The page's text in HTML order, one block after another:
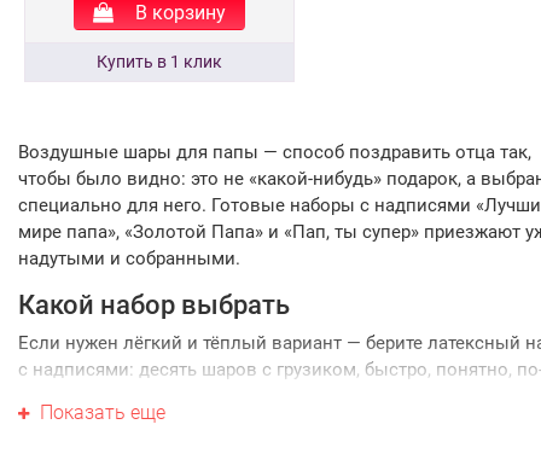
В корзину
Воздушные шары для папы — способ поздравить отца так,
чтобы было видно: это не «какой-нибудь» подарок, а
специально для него. Готовые наборы с надписями
мире папа», «Золотой Папа» и «Пап, ты супер» приезжают
надутыми и собранными.
Какой набор выбрать
Если нужен лёгкий и тёплый вариант — берите латексный
с надписями: десять шаров с грузиком, быстро, понятно,
наборы с фольгированными звёздами и кругами — они
Показать еще